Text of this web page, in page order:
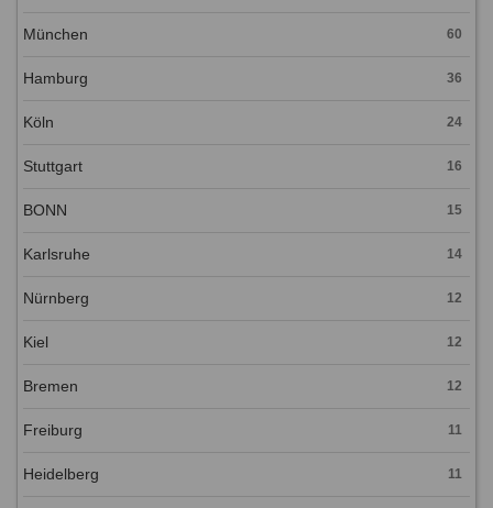
München 60
Hamburg 36
Köln 24
Stuttgart 16
BONN 15
Karlsruhe 14
Nürnberg 12
Kiel 12
Bremen 12
Freiburg 11
Heidelberg 11